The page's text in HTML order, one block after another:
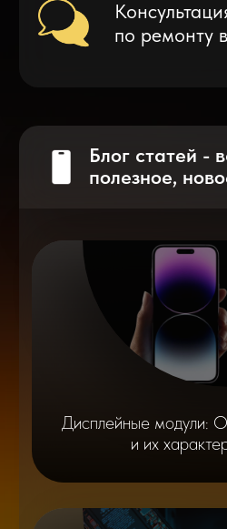
Что делать после замены
на смартфоне?
Показать больше